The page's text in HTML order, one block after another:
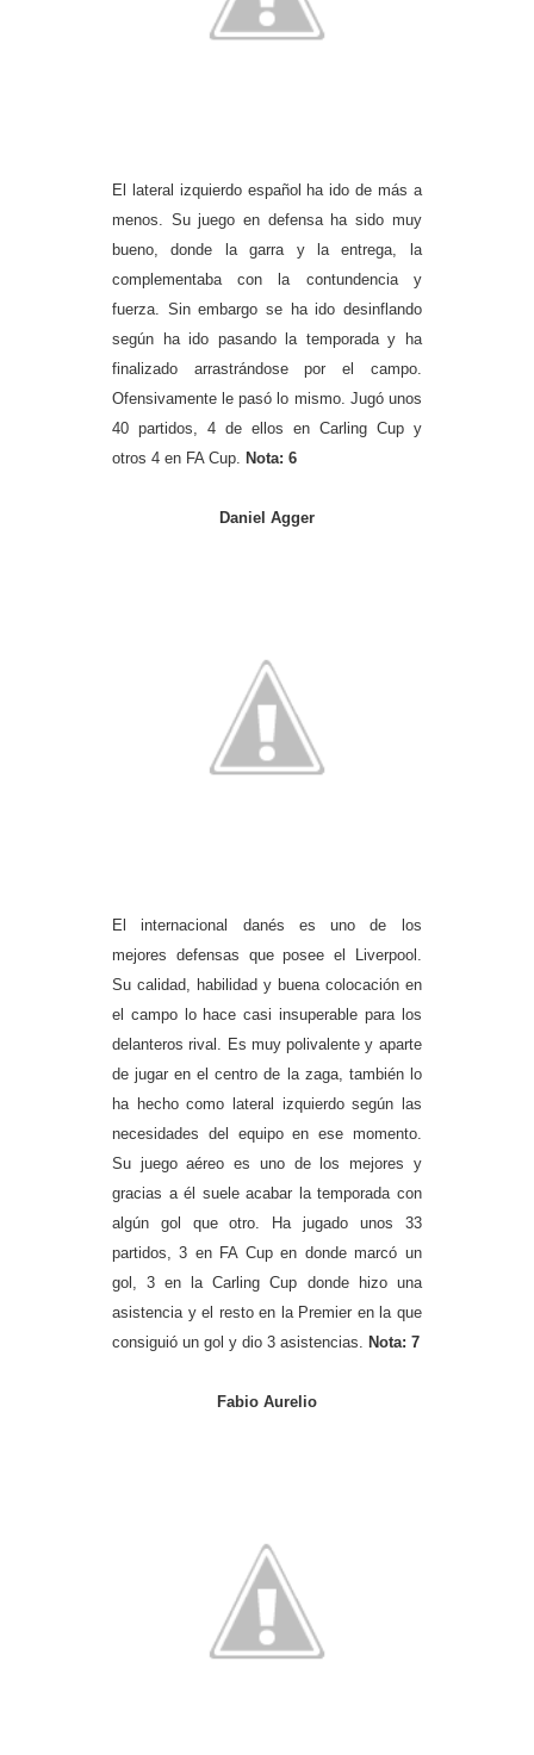
El lateral izquierdo español ha ido de más a
menos. Su juego en defensa ha sido muy
bueno, donde la garra y la entrega, la
complementaba con la contundencia y
fuerza. Sin embargo se ha ido desinflando
según ha ido pasando la temporada y ha
finalizado arrastrándose por el campo.
Ofensivamente le pasó lo mismo. Jugó unos
40 partidos, 4 de ellos en Carling Cup y
otros 4 en FA Cup. Nota: 6
Daniel Agger
El internacional danés es uno de los
mejores defensas que posee el Liverpool.
Su calidad, habilidad y buena colocación en
el campo lo hace casi insuperable para los
delanteros rival. Es muy polivalente y aparte
de jugar en el centro de la zaga, también lo
ha hecho como lateral izquierdo según las
necesidades del equipo en ese momento.
Su juego aéreo es uno de los mejores y
gracias a él suele acabar la temporada con
algún gol que otro. Ha jugado unos 33
partidos, 3 en FA Cup en donde marcó un
gol, 3 en la Carling Cup donde hizo una
asistencia y el resto en la Premier en la que
consiguió un gol y dio 3 asistencias. Nota: 7
Fabio Aurelio